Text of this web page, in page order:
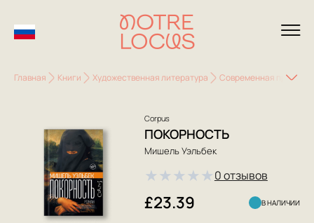
Главная Книги Художественная литература Современная проза
Corpus
ПОКОРНОСТЬ
Мишель Уэльбек
★★★★★0 отзывов
£23.39 В НАЛИЧИИ